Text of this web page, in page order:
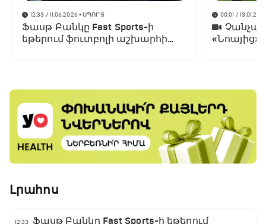
12:33 / 11.06.2026• ՍՊՈՐՏ
Ֆասթ Բանկը Fast Sports-ի
եթերում ֆուտբոլի աշխարհի
00:01 /
«Նոայից»
Լրահոս
12:33
Ֆասթ Բանկը Fast Sports-ի եթերում